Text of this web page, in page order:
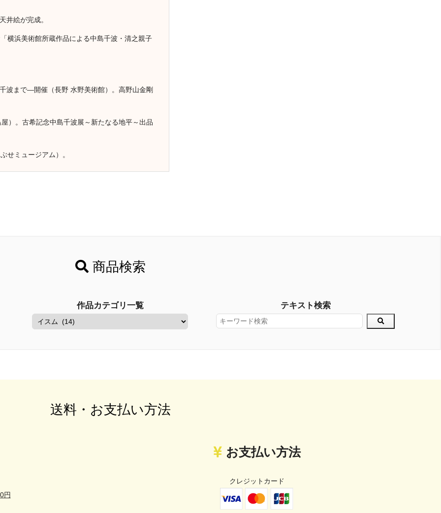
井絵が完成。
横浜美術館所蔵作品による中島千波・清之親子
まで―開催（長野 水野美術館）。高野山金剛
）。古希記念中島千波展～新たなる地平～出品
せミュージアム）。
商品検索
作品カテゴリ一覧 テキスト検索
送料・お支払い方法
円
お支払い方法
クレジットカード